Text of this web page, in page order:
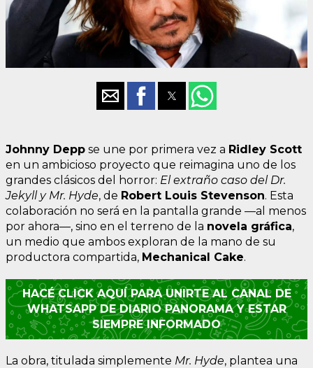
Johnny Depp se une por primera vez a Ridley Scott
en un ambicioso proyecto que reimagina uno de los
grandes clásicos del horror: El extraño caso del Dr.
Jekyll y Mr. Hyde, de Robert Louis Stevenson. Esta
colaboración no será en la pantalla grande —al menos
por ahora—, sino en el terreno de la novela gráfica,
un medio que ambos exploran de la mano de su
productora compartida, Mechanical Cake.
HACÉ CLICK AQUÍ PARA UNIRTE AL CANAL DE
WHATSAPP DE DIARIO PANORAMA Y ESTAR
SIEMPRE INFORMADO
La obra, titulada simplemente Mr. Hyde, plantea una